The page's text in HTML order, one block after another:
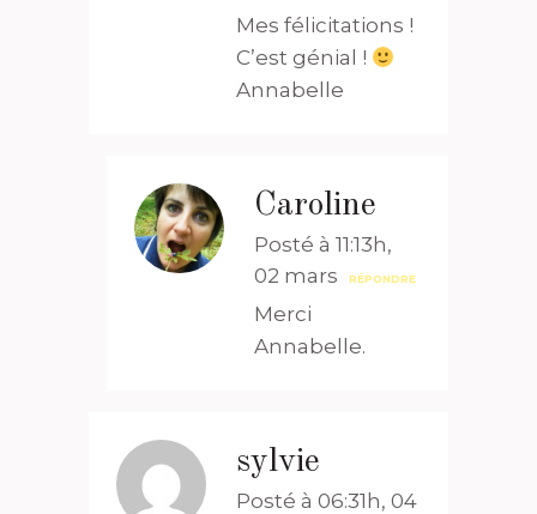
Mes félicitations !
C’est génial !
Annabelle
Caroline
Posté à 11:13h,
02 mars
RÉPONDRE
Merci
Annabelle.
sylvie
Posté à 06:31h, 04